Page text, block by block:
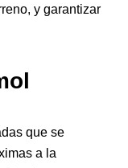
y garantizar
que se
a la